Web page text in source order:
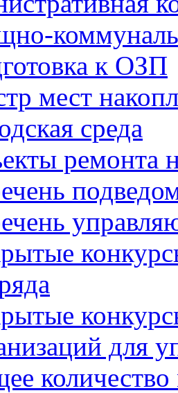
к ОЗП
мест
среда
ремонта
для